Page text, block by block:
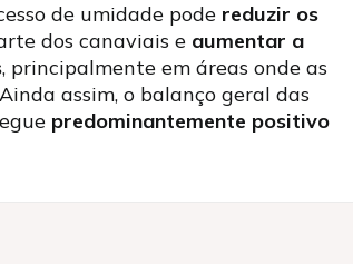
de umidade pode reduzir os
dos canaviais e aumentar a
, principalmente em áreas onde as
assim, o balanço geral das
predominantemente positivo